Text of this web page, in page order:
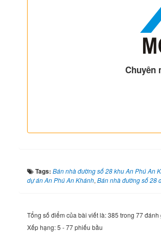
Chuyên
Tags: Bán nhà đường số 28 khu An Phú An
dự án An Phú An Khánh, Bán nhà đường số 28
Tổng số điểm của bài viết là: 385 trong 77 đánh
Xếp hạng:5 -77phiếu bầu